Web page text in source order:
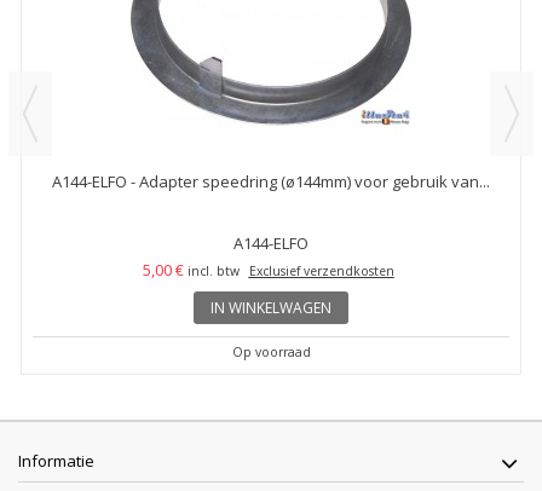
A144-ELFO - Adapter speedring (ø144mm) voor gebruik van...
A144-ELFO
5,00 € incl. btw Exclusief verzendkosten
IN WINKELWAGEN
Op voorraad
Informatie